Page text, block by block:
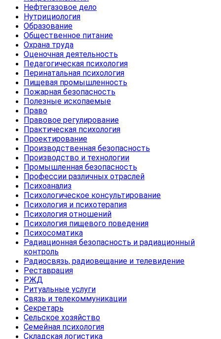
Нефтегазовое дело
Нутрициология
Образование
Общественное питание
Охрана труда
Оценочная деятельность
Педагогическая психология
Перинатальная психология
Пищевая промышленность
Пожарная безопасность
Полезные ископаемые
Право
Правовое регулирование
Практическая психология
Проектирование
Производственная безопасность
Производство и технологии
Промышленная безопасность
Профессии различных отраслей
Психоанализ
Психологическое консультирование
Психология и психотерапия
Психология отношений
Психология пищевого поведения
Психосоматика
Радиационная безопасность и радиационный
контроль
Радиосвязь, радиовещание и телевидение
Реставрация
РЖД
Ритуальные услуги
Связь и телекоммуникации
Секретарь
Сельское хозяйство
Семейная психология
Складская логистика